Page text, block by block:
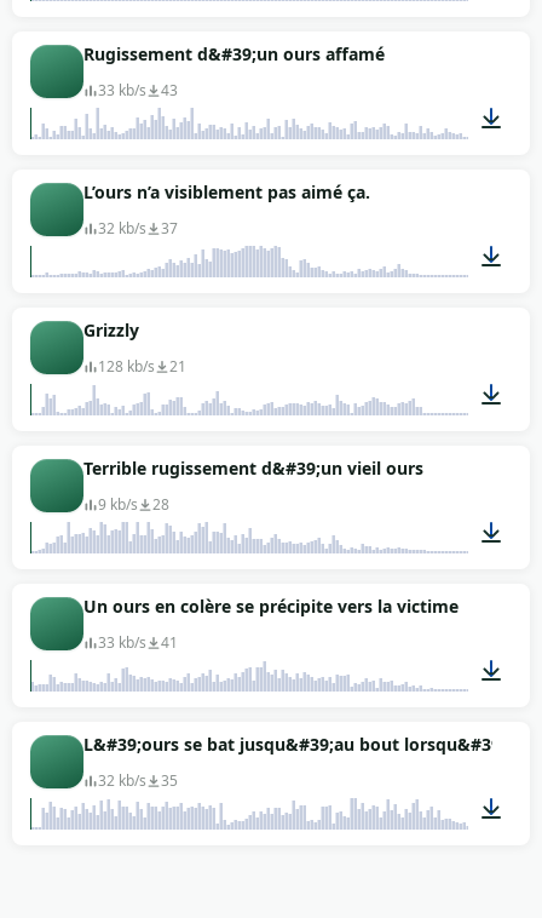
Rugissement d&#39;un ours affamé
33 kb/s 43
L’ours n’a visiblement pas aimé ça.
32 kb/s 37
Grizzly
128 kb/s 21
Terrible rugissement d&#39;un vieil ours
9 kb/s 28
Un ours en colère se précipite vers la victime
33 kb/s 41
00:02
L&#39;ours se bat jusqu&#39;au bout lorsqu&#39;on
32 kb/s 35